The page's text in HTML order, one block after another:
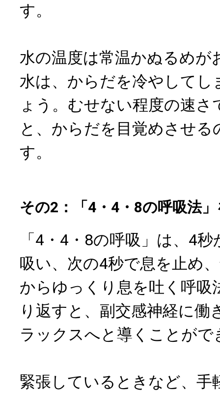
す。
水の温度は常温かぬるめが
水は、からだを冷やしてし
ょう。むせない程度の速さ
と、からだを目覚めさせる
す。
その2：「4・4・8の呼吸法
「4・4・8の呼吸」は、4
吸い、次の4秒で息を止め
からゆっくり息を吐く呼吸
り返すと、副交感神経に働
ラックスへと導くことがで
緊張しているときなど、手